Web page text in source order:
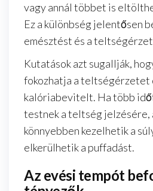
vagy annál többet is
Ez a különbség jelentősen
emésztést és a
Kutatások azt sugallják,
fokozhatja a teltségérzetet
kalóriabevitelt. Ha több
testnek a teltség jelzésére,
könnyebben kezelhetik a
elkerülhetik a puffadást.
Az evési tempót